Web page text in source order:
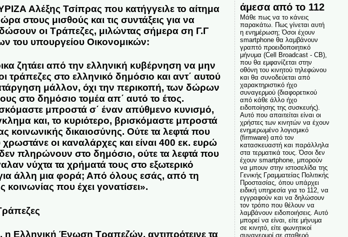
Αλέξης Τσίπρας που κατήγγειλε το αίτημα
στους μισθούς και τις συντάξεις για να
οι Τράπεζες, μιλώντας σήμερα ση Γ.Γ
του υπουργείου Οικονομικών:
ζητάει από την ελληνική κυβέρνηση να μην
τράπεζες στο ελληνικό δημόσιο και αντ΄ αυτού
μάλλον, όχι την περικοπή, των δώρων
στο δημόσιο τομέα απ΄ αυτό το έτος.
μπροστά σ΄ έναν απύθμενο κυνισμό,
και, το κυριότερο, βρισκόμαστε μπροστά
κοινωνικής δικαιοσύνης. Ούτε τα λεφτά που
οι καναλάρχες και είναι 400 εκ. ευρώ
δεν πληρώνουν στο δημόσιο, ούτε τα λεφτά που
νύχτα τα χρήματά τους στο εξωτερικό
άλλη μια φορά; Από όλους εσάς, από τη
κοινωνίας που έχει γονατίσει».
η Ελληνική Ένωση Τραπεζών, αντιπρότεινε τα
άμεσα από το 112
Μάθε πως να το κάνεις
παρακάτω. Πως γίνεται αυτή
η ενημέρωση; Όσοι έχουν
smartphone θα λαμβάνουν
γραπτό προειδοποιητικό
μήνυμα (Cell Broadcast - CB),
που θα εμφανίζεται στην
οθόνη του κινητού τηλεφώνου
και θα συνοδεύεται από
χαρακτηριστικό ήχο
συναγερμού (διαφορετικού
από κάθε άλλο ήχο
ειδοποίησης της συσκευής).
Αυτό που απαιτείται είναι οι
χρήστες των κινητών να έχουν
ενημερωμένο λογισμικό
(firmware) από τον
κατασκευαστή και παράλληλα
στα τερματικά τους. Όσοι δεν
έχουν smartphone, μπορούν
να μπουν στην ιστοσελίδα της
Γενικής Γραμματείας Πολιτικής
Προστασίας, όπου υπάρχει
ειδική υπηρεσία για το 112, να
εγγραφούν και να δηλώσουν
τον τρόπο που θέλουν να
λαμβάνουν ειδοποιήσεις. Αυτό
μπορεί να είναι, είτε μήνυμα
σε κινητό, είτε φωνητικοί
συναγερμοί σε σταθερό